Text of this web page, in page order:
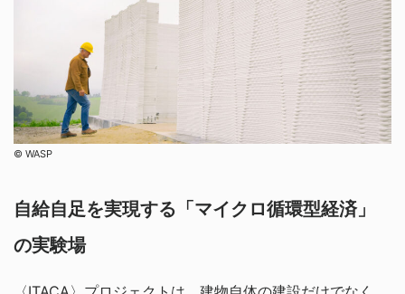
©︎ WASP
自給自足を実現する「マイクロ循環型経済」
の実験場